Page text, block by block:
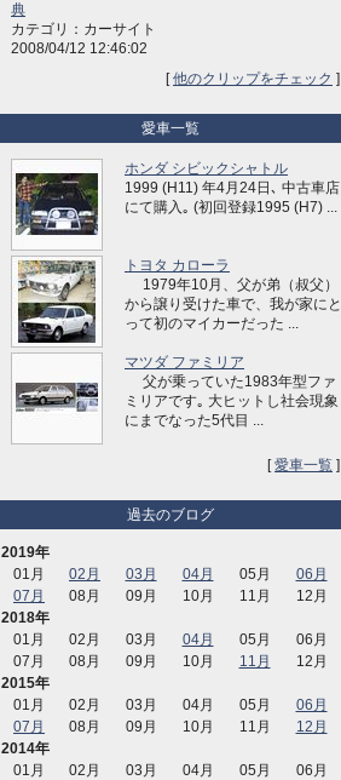
典
カテゴリ：カーサイト
2008/04/12 12:46:02
[他のクリップをチェック ]
愛車一覧
ホンダ シビックシャトル
1999 (H11) 年4月24日､ 中古車店
にて購入｡ (初回登録1995 (H7) ...
トヨタ カローラ
1979年10月、父が弟（叔父）
から譲り受けた車で、我が家にと
って初のマイカーだった ...
マツダ ファミリア
父が乗っていた1983年型ファ
ミリアです｡ 大ヒットし社会現象
にまでなった5代目 ...
[愛車一覧 ]
過去のブログ
2019年
01月
02月 03月 04月 05月
06月
07月
08月 09月 10月 11月
12月
2018年
01月
02月 03月 04月 05月
06月
07月
08月 09月 10月 11月
12月
2015年
01月
02月 03月 04月 05月
06月
07月
08月 09月 10月 11月
12月
2014年
01月
02月 03月 04月 05月
06月